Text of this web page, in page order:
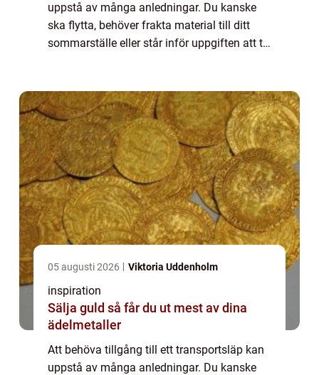
uppstå av många anledningar. Du kanske
ska flytta, behöver frakta material till ditt
sommarställe eller står inför uppgiften att ta
05 augusti 2026 Viktoria Uddenholm
inspiration
Sälja guld så får du ut mest av dina
ädelmetaller
Att behöva tillgång till ett transportsläp kan
uppstå av många anledningar. Du kanske